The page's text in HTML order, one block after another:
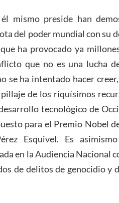
mismo preside han
del poder mundial con su
ha provocado ya
que no es una lucha
se ha intentado hacer
de los riquísimos
tecnológico de
para el Premio Nobel
Esquivel. Es
en la Audiencia Nacional
de delitos de genocidio y